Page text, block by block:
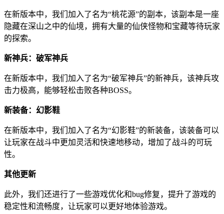
在新版本中，我们加入了名为“桃花源”的副本，该副本是一座
隐藏在深山之中的仙境，拥有大量的仙侠怪物和宝藏等待玩家
的探索。
新神兵：破军神兵
在新版本中，我们加入了名为“破军神兵”的新神兵，该神兵攻
击力极高，能够轻松击败各种BOSS。
新装备：幻影鞋
在新版本中，我们加入了名为“幻影鞋”的新装备，该装备可以
让玩家在战斗中更加灵活和快速地移动，增加了战斗的可玩
性。
其他更新
此外，我们还进行了一些游戏优化和bug修复，提升了游戏的
稳定性和流畅度，让玩家可以更好地体验游戏。